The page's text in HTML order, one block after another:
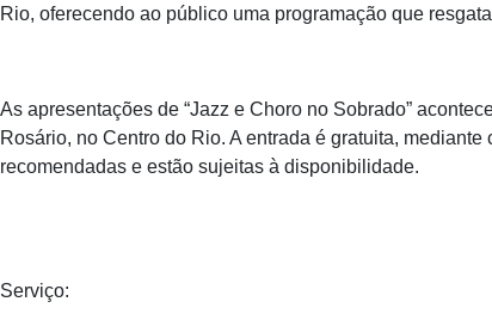
Rio, oferecendo ao público uma programação que
As apresentações de “Jazz e Choro no Sobrado”
Rosário, no Centro do Rio. A entrada é gratuita,
recomendadas e estão sujeitas à disponibilidade.
Serviço: